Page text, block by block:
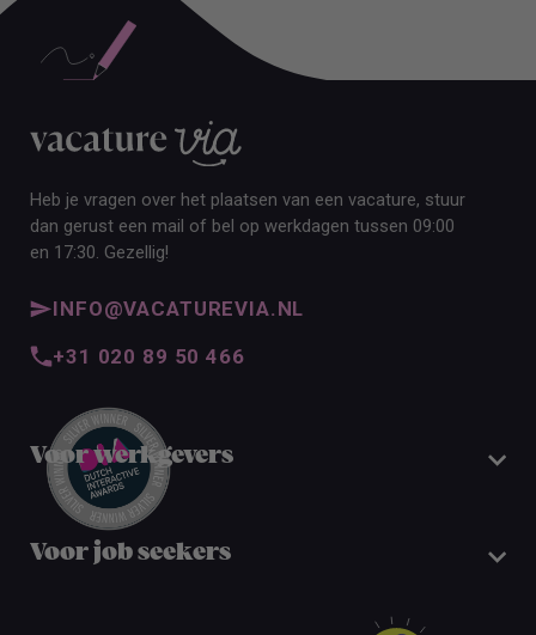
Heb je vragen over het plaatsen van een vacature, stuur
dan gerust een mail of bel op werkdagen tussen 09:00
en 17:30. Gezellig!
INFO@VACATUREVIA.NL
+31 020 89 50 466
Voor werkgevers
Voor job seekers